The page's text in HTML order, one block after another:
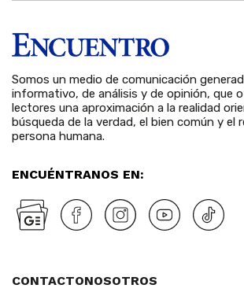
Somos un medio de comunicación
informativo, de análisis y de opinión, que
lectores una aproximación a la realidad
búsqueda de la verdad, el bien común y el
persona humana.
ENCUÉNTRANOS EN:
CONTACTONOSOTROS